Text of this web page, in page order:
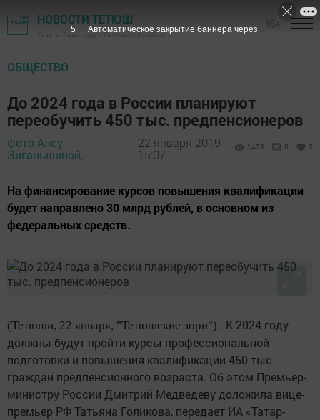
НОВОСТИ ТЕТЮШ
Газета "Авангард" - Тетюшский район
ОБЩЕСТВО
До 2024 года в России планируют
переобучить 450 тыс. предпенсионеров
фото Алсу
Зиганьшиной,
22 января 2019 -
15:07
1423 0 0
На финансирование курсов повышения квалификации
будет направлено 30 млрд рублей, в основном из
федеральных средств.
(Тетюши, 22 января, "Тетюшские зори"). К 2024 году
должны будут пройти курсы профессиональной
подготовки и повышения квалификации 450 тыс.
граждан предпенсионного возраста. Об этом Премьер-
министру России Дмитрий Медведеву доложила вице-
премьер РФ Татьяна Голикова, передает ИА «Татар-
4 Автоматическое закрытие баннера через